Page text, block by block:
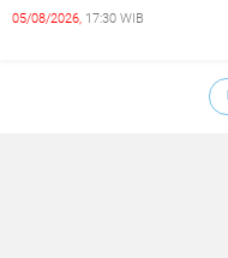
05/08/2026, 17:30 WIB